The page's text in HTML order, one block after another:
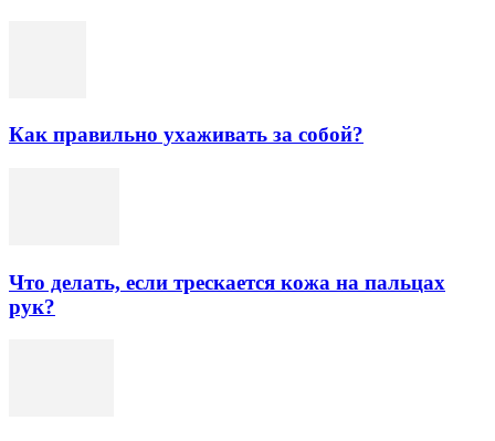
Как правильно ухаживать за собой?
Что делать, если трескается кожа на пальцах
рук?